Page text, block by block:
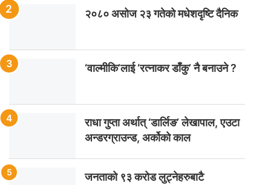
२०८० असोज २३ गतेको मधेशदृष्टि दैनिक
‘वाल्मीकि’लाई ‘रत्नाकर डाँकु’ नै बनाउने ?
राधा गुप्ता अर्थात् ‘डार्लिङ’ लेखापाल, एउटा
अन्डरग्राउन्ड, अर्कोको काल
जनताको ९३ करोड लुट्नेहरुबाटै